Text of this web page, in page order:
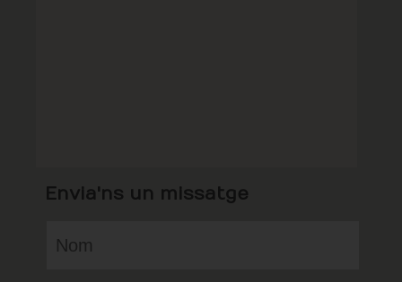
Envia'ns un missatge